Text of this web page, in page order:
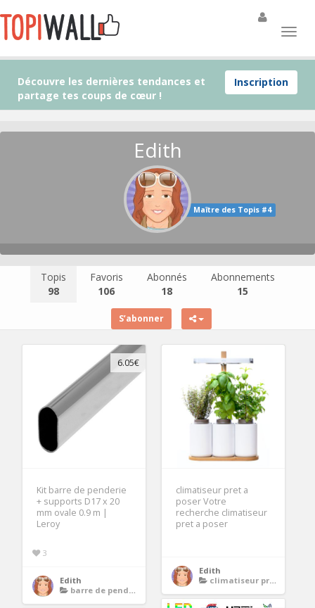
Inscription
Découvre les dernières tendances et
partage tes coups de cœur !
Edith
Maître des Topis #4
Topis
98
Favoris
106
Abonnés
18
Abonnements
15
S’abonner
6.05€
Kit barre de penderie
+ supports D17 x 20
mm ovale 0.9 m |
Leroy
3
Edith
barre de penderie
climatiseur pret a
poser Votre
recherche climatiseur
pret a poser
Edith
climatiseur pret a poser